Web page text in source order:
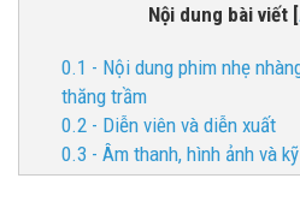
Nội dung bài viết[
0.1 - Nội dung phim nhẹ
thăng trầm
0.2 - Diễn viên và diễn xuất
0.3 - Âm thanh, hình ảnh và